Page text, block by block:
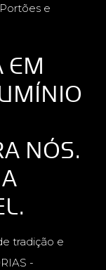
e
EM
NÓS.
tradição e
-